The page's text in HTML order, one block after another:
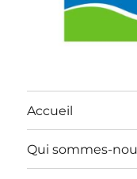
Accueil
Qui sommes-